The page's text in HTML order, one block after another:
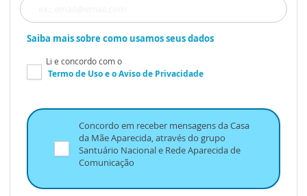
Saiba mais sobre como usamos seus dados
Li e concordo com o
Termo de Usoe oAviso de Privacidade
Concordo em receber mensagens da Casa
da Mãe Aparecida, através do grupo
Santuário Nacional e Rede Aparecida de
Comunicação